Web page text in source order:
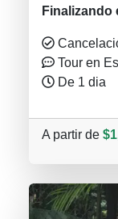
Finalizando
Tour en
De 1 dia
A partir de